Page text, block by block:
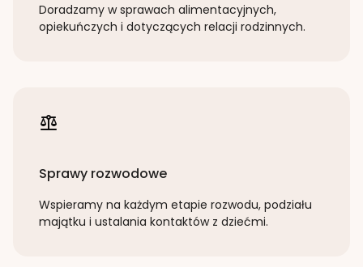
Doradzamy w sprawach alimentacyjnych,
opiekuńczych i dotyczących relacji rodzinnych.
Sprawy rozwodowe
Wspieramy na każdym etapie rozwodu, podziału
majątku i ustalania kontaktów z dziećmi.